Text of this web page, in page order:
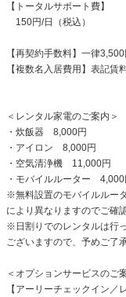
【トータルサポート費】
150円/日（税込）
【再契約手数料】一律3,500
【複数名入居費用】表記賃
＜レンタル家電のご案内＞
・炊飯器 8,000円
・アイロン 8,000円
・空気清浄機 11,000円
・モバイルルーター
※無料設置のモバイルルー
により異なりますのでご確
※日割りでのレンタルは行
ございますので、予めご了
＜オプションサービスのご
【アーリーチェックイン